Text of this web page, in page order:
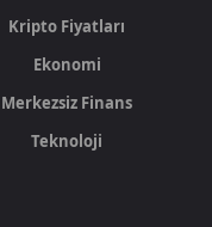
Kripto Fiyatları
Ekonomi
Merkezsiz Finans
Teknoloji